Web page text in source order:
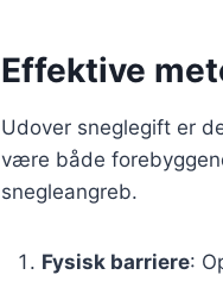
Effektive
Udover sneglegift er
være både
snegleangreb.
Fysisk barriere: